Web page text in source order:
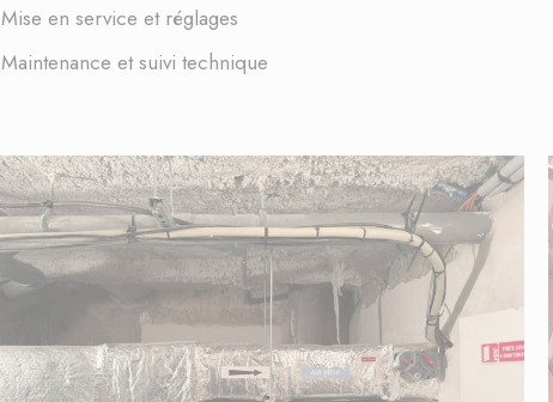
Mise en service et réglages
Maintenance et suivi technique